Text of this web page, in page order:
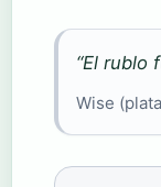
“El rublo
Wise